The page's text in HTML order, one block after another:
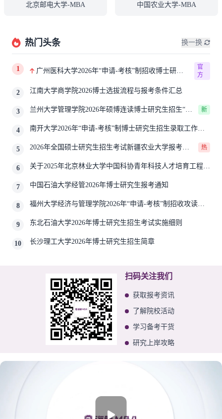
北京邮电大学-MBA 中国农业大学-MBA
热门头条 换一换
1
广州医科大学2026年“申请-考核”制招收博士研究
官
方
2 江南大学商学院2026博士选拔流程与报考条件汇总
3
兰州大学管理学院2026年硕博连读博士研究生招生“申
新
4
南开大学2026年“申请-考核”制博士研究生招生录取工作实
5
2026年全国硕士研究生招生考试新疆农业大学报考点
热
6
关于2025年北京林业大学中国科协青年科技人才培育工程博
7
中国石油大学经管2026年博士研究生报考通知
8
福州大学经济与管理学院2026年“申请-考核”制招收攻读博
9
东北石油大学2026年博士研究生招生考试实施细则
10 长沙理工大学2026年博士研究生招生简章
扫码关注我们
获取报考资讯
了解院校活动
学习备考干货
研究上岸攻略